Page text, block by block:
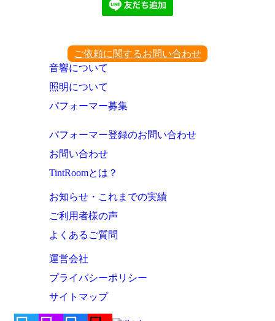
ご依頼に関するお問い合わせ
音響について
照明について
パフォーマー募集
パフォーマー登録のお問い合わせ
お問い合わせ
TintRoomとは？
お知らせ・これまでの実績
ご利用者様の声
よくあるご質問
運営会社
プライバシーポリシー
サイトマップ